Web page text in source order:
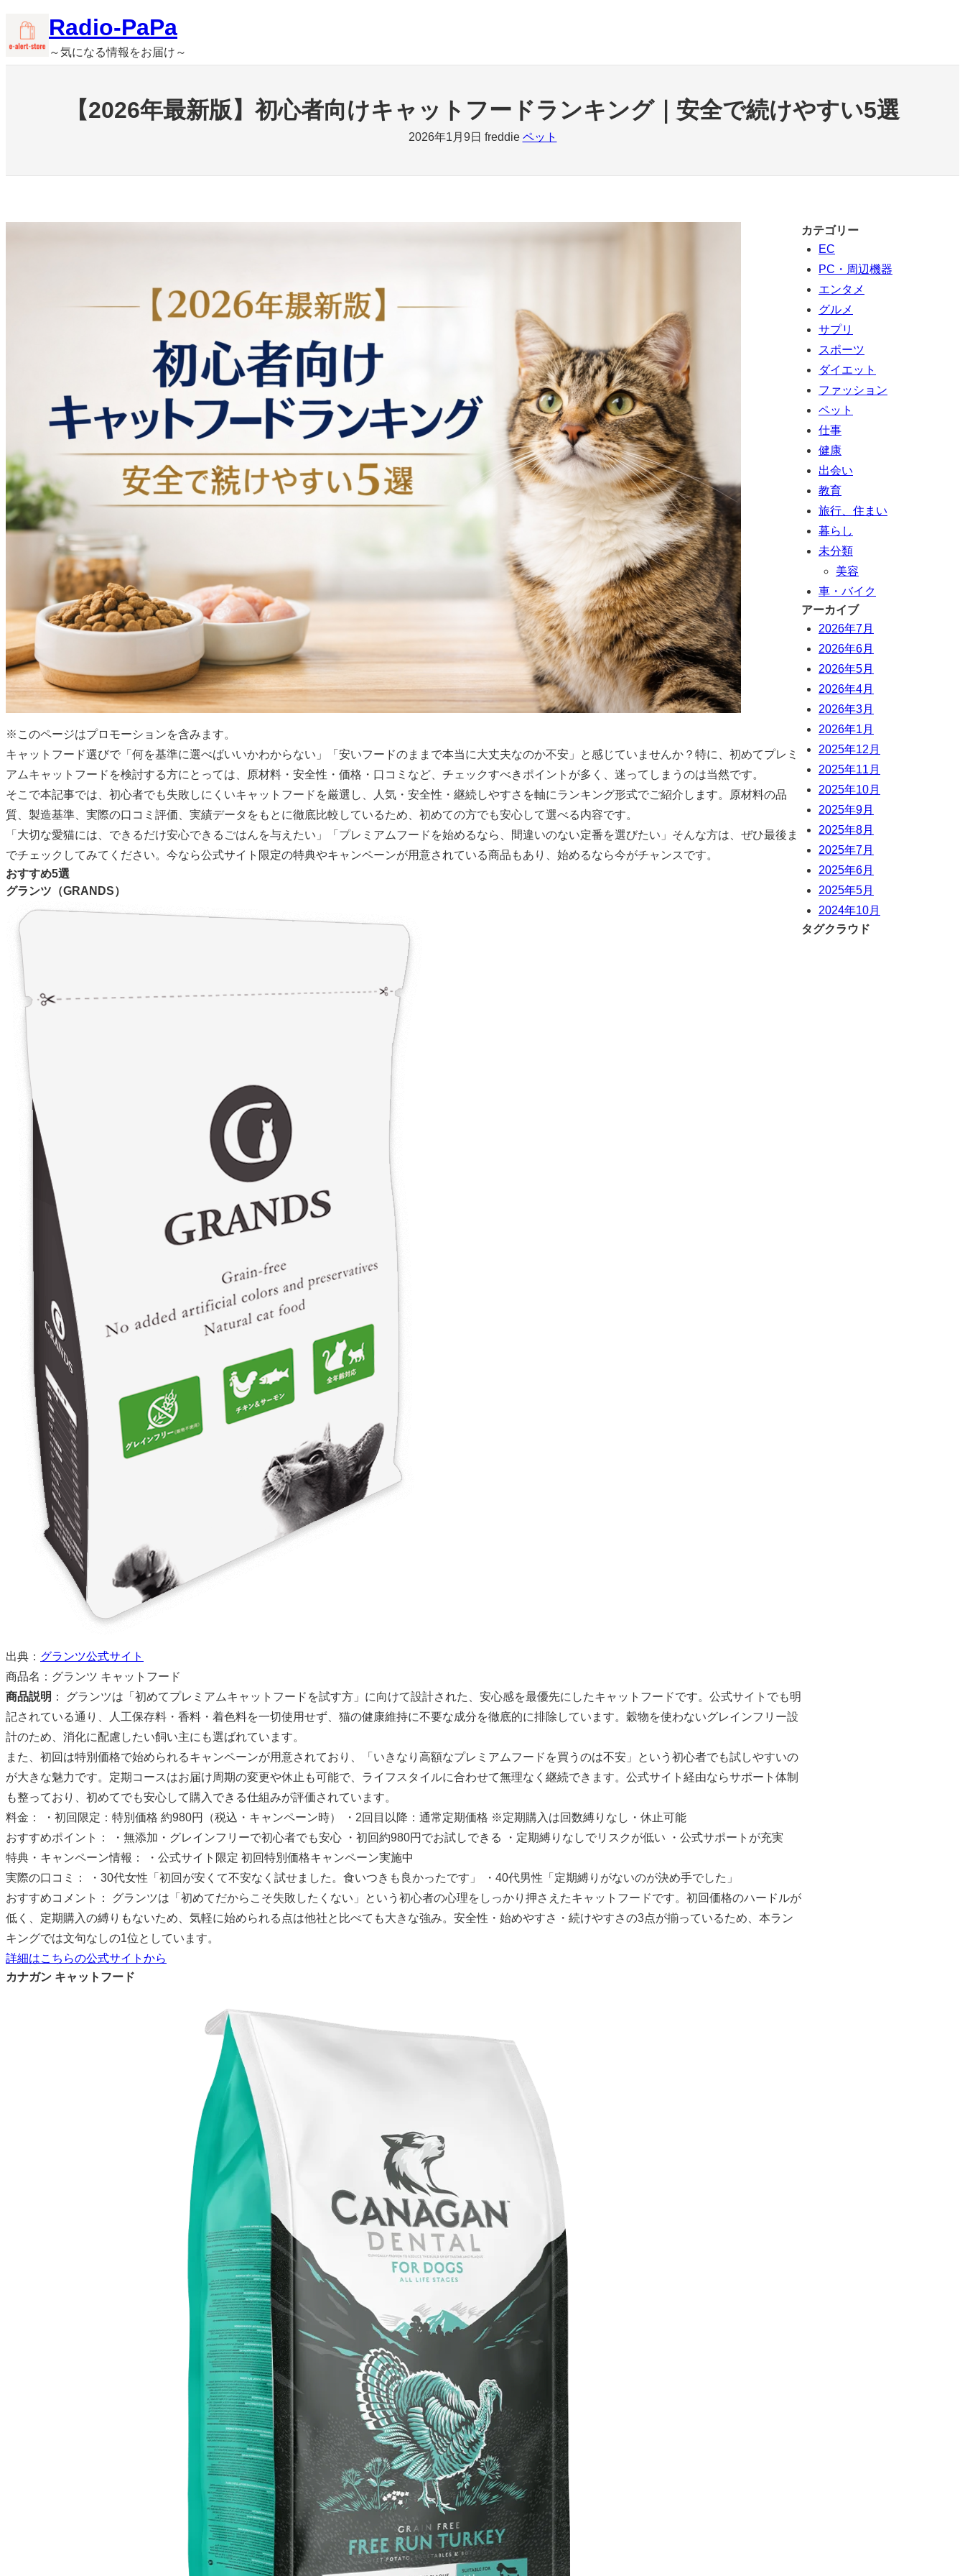
Radio-PaPa
～気になる情報をお届け～
【2026年最新版】初心者向けキャットフードランキング｜安全で続けやすい5選
2026年1月9日 freddie ペット
※このページはプロモーションを含みます。
キャットフード選びで「何を基準に選べばいいかわからない」「安いフードのままで本当に大丈夫なのか不安」と感じていませんか？特に、初めてプレミ
アムキャットフードを検討する方にとっては、原材料・安全性・価格・口コミなど、チェックすべきポイントが多く、迷ってしまうのは当然です。
そこで本記事では、初心者でも失敗しにくいキャットフードを厳選し、人気・安全性・継続しやすさを軸にランキング形式でご紹介します。原材料の品
質、製造基準、実際の口コミ評価、実績データをもとに徹底比較しているため、初めての方でも安心して選べる内容です。
「大切な愛猫には、できるだけ安心できるごはんを与えたい」「プレミアムフードを始めるなら、間違いのない定番を選びたい」そんな方は、ぜひ最後ま
でチェックしてみてください。今なら公式サイト限定の特典やキャンペーンが用意されている商品もあり、始めるなら今がチャンスです。
おすすめ5選
グランツ（GRANDS）
出典： グランツ公式サイト
商品名：グランツ キャットフード
商品説明 ： グランツは「初めてプレミアムキャットフードを試す方」に向けて設計された、安心感を最優先にしたキャットフードです。公式サイトでも明
記されている通り、人工保存料・香料・着色料を一切使用せず、猫の健康維持に不要な成分を徹底的に排除しています。穀物を使わないグレインフリー設
計のため、消化に配慮したい飼い主にも選ばれています。
また、初回は特別価格で始められるキャンペーンが用意されており、「いきなり高額なプレミアムフードを買うのは不安」という初心者でも試しやすいの
が大きな魅力です。定期コースはお届け周期の変更や休止も可能で、ライフスタイルに合わせて無理なく継続できます。公式サイト経由ならサポート体制
も整っており、初めてでも安心して購入できる仕組みが評価されています。
料金： ・初回限定：特別価格 約980円（税込・キャンペーン時） ・2回目以降：通常定期価格 ※定期購入は回数縛りなし・休止可能
おすすめポイント： ・無添加・グレインフリーで初心者でも安心 ・初回約980円でお試しできる ・定期縛りなしでリスクが低い ・公式サポートが充実
特典・キャンペーン情報： ・公式サイト限定 初回特別価格キャンペーン実施中
実際の口コミ： ・30代女性「初回が安くて不安なく試せました。食いつきも良かったです」 ・40代男性「定期縛りがないのが決め手でした」
おすすめコメント： グランツは「初めてだからこそ失敗したくない」という初心者の心理をしっかり押さえたキャットフードです。初回価格のハードルが
低く、定期購入の縛りもないため、気軽に始められる点は他社と比べても大きな強み。安全性・始めやすさ・続けやすさの3点が揃っているため、本ラン
キングでは文句なしの1位としています。
詳細はこちらの公式サイトから
カナガン キャットフード
カテゴリー
EC
PC・周辺機器
エンタメ
グルメ
サプリ
スポーツ
ダイエット
ファッション
ペット
仕事
健康
出会い
教育
旅行、住まい
暮らし
未分類
美容
車・バイク
アーカイブ
2026年7月
2026年6月
2026年5月
2026年4月
2026年3月
2026年1月
2025年12月
2025年11月
2025年10月
2025年9月
2025年8月
2025年7月
2025年6月
2025年5月
2024年10月
タグクラウド